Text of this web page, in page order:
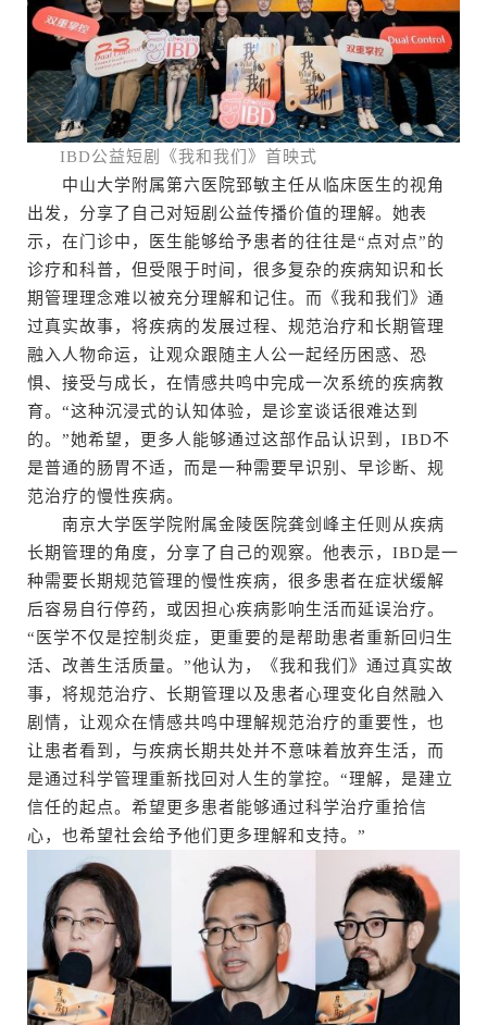
IBD公益短剧《我和我们》首映式
中山大学附属第六医院郅敏主任从临床医生的视角
出发，分享了自己对短剧公益传播价值的理解。她表
示，在门诊中，医生能够给予患者的往往是“点对点”的
诊疗和科普，但受限于时间，很多复杂的疾病知识和长
期管理理念难以被充分理解和记住。而《我和我们》通
过真实故事，将疾病的发展过程、规范治疗和长期管理
融入人物命运，让观众跟随主人公一起经历困惑、恐
惧、接受与成长，在情感共鸣中完成一次系统的疾病教
育。“这种沉浸式的认知体验，是诊室谈话很难达到
的。”她希望，更多人能够通过这部作品认识到，IBD不
是普通的肠胃不适，而是一种需要早识别、早诊断、规
范治疗的慢性疾病。
南京大学医学院附属金陵医院龚剑峰主任则从疾病
长期管理的角度，分享了自己的观察。他表示，IBD是一
种需要长期规范管理的慢性疾病，很多患者在症状缓解
后容易自行停药，或因担心疾病影响生活而延误治疗。
“医学不仅是控制炎症，更重要的是帮助患者重新回归生
活、改善生活质量。”他认为，《我和我们》通过真实故
事，将规范治疗、长期管理以及患者心理变化自然融入
剧情，让观众在情感共鸣中理解规范治疗的重要性，也
让患者看到，与疾病长期共处并不意味着放弃生活，而
是通过科学管理重新找回对人生的掌控。“理解，是建立
信任的起点。希望更多患者能够通过科学治疗重拾信
心，也希望社会给予他们更多理解和支持。”